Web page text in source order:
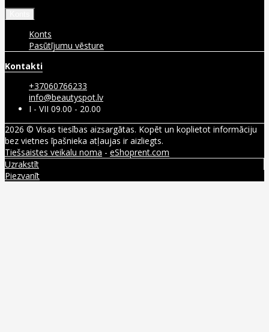
Konts
Pasūtījumu vēsture
Kontakti
+37060766233
info@beautyspot.lv
I - VII 09.00 - 20.00
2026 © Visas tiesības aizsargātas. Kopēt un koplietot informāciju
bez vietnes īpašnieka atļaujas ir aizliegts.
Tiešsaistes veikalu noma - eShoprent.com
Uzrakstīt
Piezvanīt